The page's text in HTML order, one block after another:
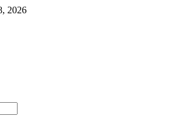
2026